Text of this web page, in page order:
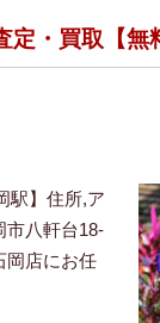
定・買取【無
駅】住所,ア
市八軒台18-
岡店にお任